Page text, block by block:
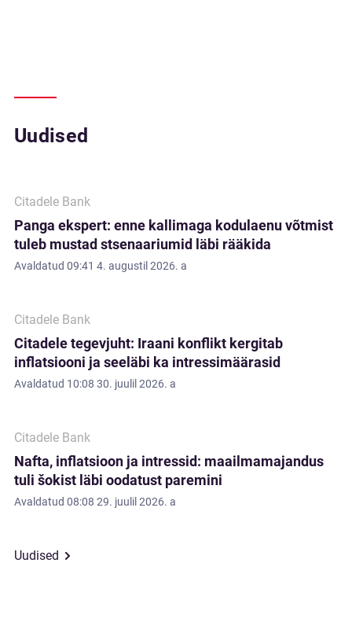
Uudised
Citadele Bank
Panga ekspert: enne kallimaga kodulaenu võtmist
tuleb mustad stsenaariumid läbi rääkida
Avaldatud 09:41 4. augustil 2026. a
Citadele Bank
Citadele tegevjuht: Iraani konflikt kergitab
inflatsiooni ja seeläbi ka intressimäärasid
Avaldatud 10:08 30. juulil 2026. a
Citadele Bank
Nafta, inflatsioon ja intressid: maailmamajandus
tuli šokist läbi oodatust paremini
Avaldatud 08:08 29. juulil 2026. a
Uudised